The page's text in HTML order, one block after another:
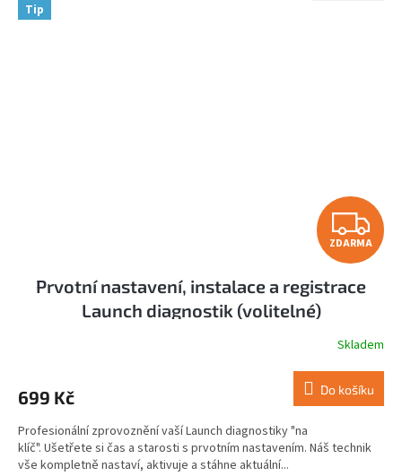
Tip
Z
D
R
M
A
ZDARMA
Prvotní nastavení, instalace a registrace
Launch diagnostik (volitelné)
Skladem
699 Kč Do košíku
Profesionální zprovoznění vaší Launch diagnostiky "na
klíč". Ušetřete si čas a starosti s prvotním nastavením. Náš technik
vše kompletně nastaví, aktivuje a stáhne aktuální...